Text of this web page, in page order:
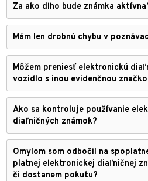
Za ako dlho bude známka
Mám len drobnú chybu v
Môžem preniesť elektronickú
vozidlo s inou evidenčnou
Ako sa kontroluje používanie
diaľničných známok?
Omylom som odbočil na
platnej elektronickej diaľničnej
či dostanem pokutu?